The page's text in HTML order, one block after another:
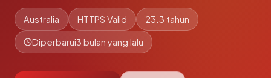
Australia HTTPS Valid 23.3 tahun
Diperbarui3 bulan yang lalu